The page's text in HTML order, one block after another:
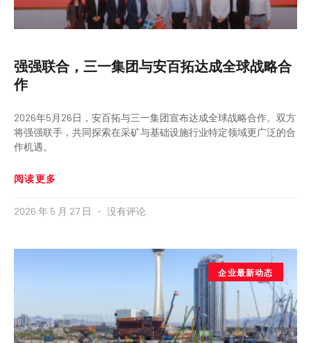
强强联合，三一集团与安百拓达成全球战略合
作
2026年5月26日，安百拓与三一集团宣布达成全球战略合作。双方
将强强联手，共同探索在采矿与基础设施行业特定领域更广泛的合
作机遇。
阅读更多
2026 年 5 月 27 日 没有评论
企业最新动态